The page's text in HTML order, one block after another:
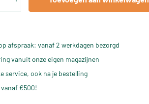
afspraak: vanaf 2 werkdagen bezorgd
vanuit onze eigen magazijnen
service, ook na je bestelling
€500!